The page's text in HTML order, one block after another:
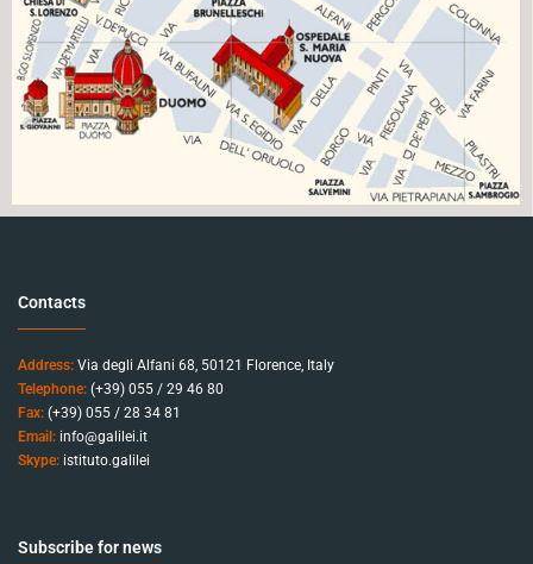
Contacts
Address: Via degli Alfani 68, 50121 Florence, Italy
Telephone: (+39) 055 / 29 46 80
Fax: (+39) 055 / 28 34 81
Email: info@galilei.it
Skype: istituto.galilei
Subscribe for news